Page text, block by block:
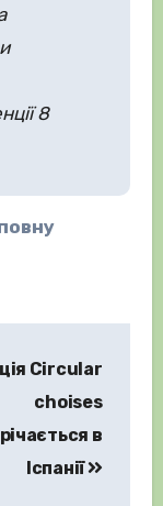
8
Circular
choises
в
Іспанії